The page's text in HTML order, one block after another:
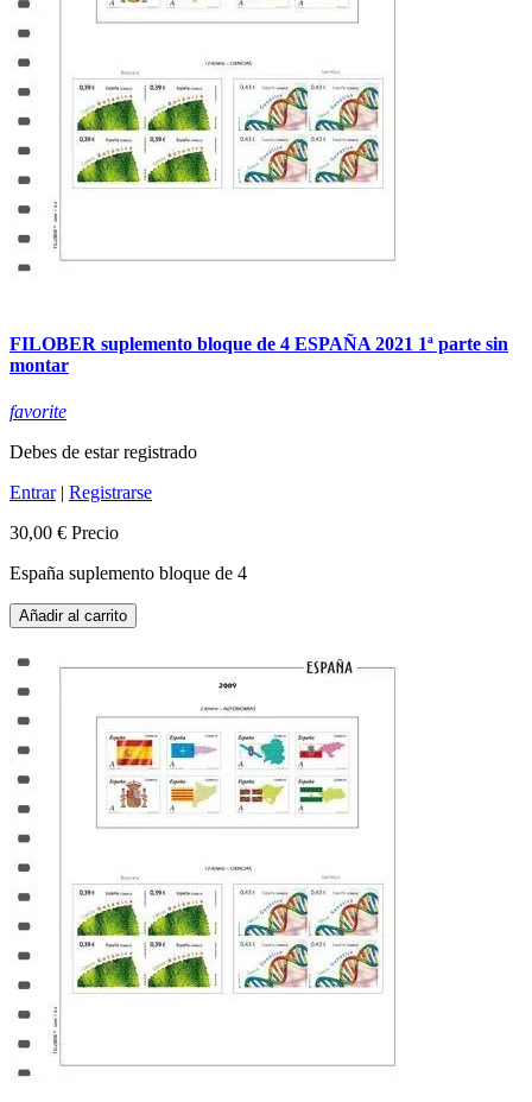
FILOBER suplemento bloque de 4 ESPAÑA 2021 1ª parte sin
montar
favorite
Debes de estar registrado
Entrar| Registrarse
30,00 € Precio
España suplemento bloque de 4
Añadir al carrito